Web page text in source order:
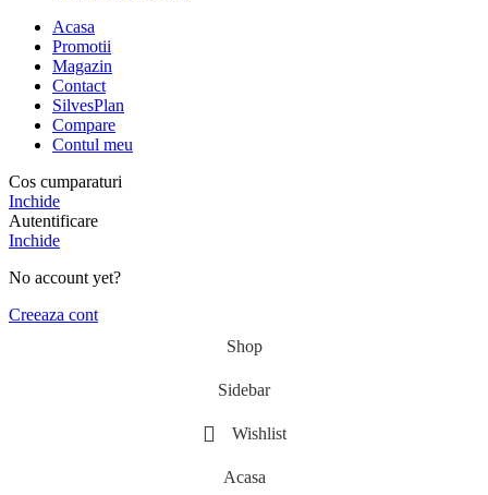
Acasa
Promotii
Magazin
Contact
SilvesPlan
Compare
Contul meu
Cos cumparaturi
Inchide
Autentificare
Inchide
No account yet?
Creeaza cont
Shop
Sidebar
Wishlist
Acasa